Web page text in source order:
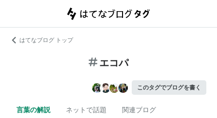
はてなブログ トップ
エコパ
このタグでブログを書く
言葉の解説 ネットで話題 関連ブログ